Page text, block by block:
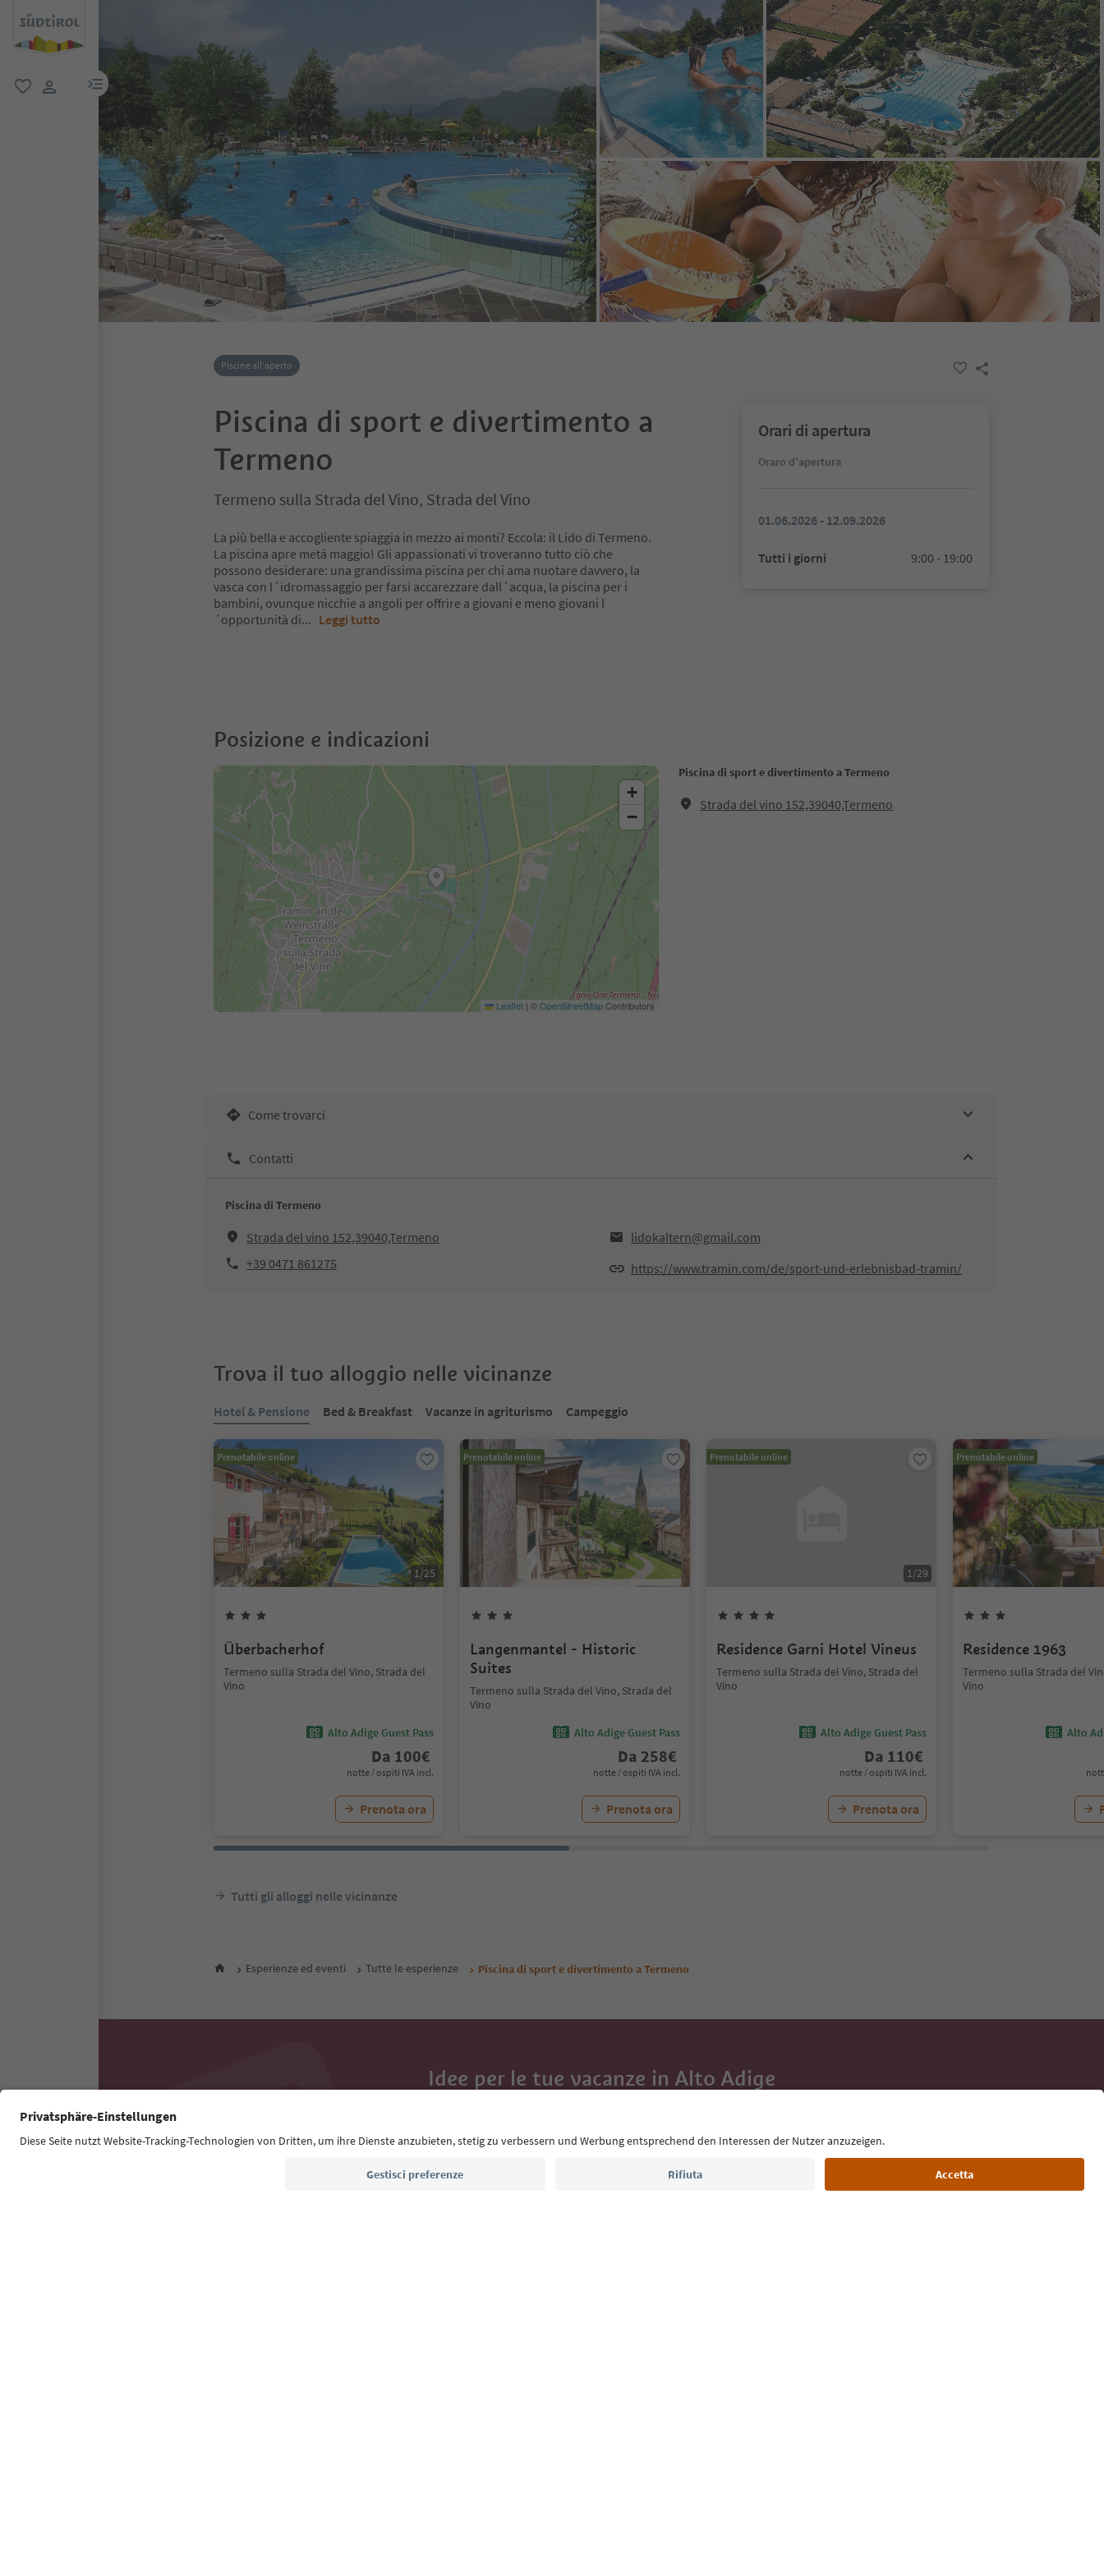
menu link
Piscine all'aperto
Piscina di sport e divertimento a
Termeno
Termeno sulla Strada del Vino, Strada del Vino
La più bella e accogliente spiaggia in mezzo ai monti? Eccola: il Lido di Termeno.
La piscina apre metá maggio! Gli appassionati vi troveranno tutto ciò che
possono desiderare: una grandissima piscina per chi ama nuotare davvero, la
vasca con l´idromassaggio per farsi accarezzare dall´acqua, la piscina per i
bambini, ovunque nicchie a angoli per offrire a giovani e meno giovani l
´opportunità di... Leggi tutto
Orari di apertura
Oraro d'apertura
01.06.2026 - 12.09.2026
Tutti i giorni 9:00 - 19:00
Posizione e indicazioni
Piscina di sport e divertimento a Termeno
Strada del vino 152,39040,Termeno
+
−
Leaflet | ©OpenStreetMapContributors
Come trovarci
Contatti
Piscina di Termeno
Strada del vino 152,39040,Termeno
lidokaltern@gmail.com
+39 0471 861275
https://www.tramin.com/de/sport-und-erlebnisbad-tramin/
Trova il tuo alloggio nelle vicinanze
Hotel & Pensione Bed & Breakfast Vacanze in agriturismo Campeggio
Prenotabile online
1/25
Überbacherhof
Termeno sulla Strada del Vino, Strada del
Vino
Alto Adige Guest Pass
Da 100€
notte / ospiti IVA incl.
Prenota ora
Prenotabile online
Langenmantel - Historic
Suites
Termeno sulla Strada del Vino, Strada del
Vino
Alto Adige Guest Pass
Da 258€
notte / ospiti IVA incl.
Prenota ora
Prenotabile online
1/29
Residence Garni Hotel Vineus
Termeno sulla Strada del Vino, Strada del
Vino
Alto Adige Guest Pass
Da 110€
notte / ospiti IVA incl.
Prenota ora
Prenotabile online
Residence 1963
Termeno sulla Strada del
Vino
Alto
Tutti gli alloggi nelle vicinanze
Esperienze ed eventi Tutte le esperienze Piscina di sport e divertimento a Termeno
Idee per le tue vacanze in Alto Adige
eventi da non perdere e ricette tipiche.